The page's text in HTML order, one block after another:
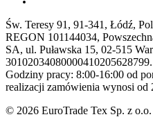
Św. Teresy 91, 91-341, Łódź,
REGON 101144034,
SA, ul. Puławska 15, 02-515
30102034080000410205628799.
Godziny pracy: 8:00-16:00 od
realizacji zamówienia wynosi od
© 2026 EuroTrade Tex Sp. z o.o.